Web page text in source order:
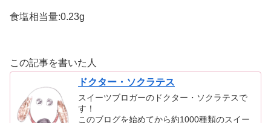
食塩相当量:0.23g
この記事を書いた人
ドクター・ソクラテス
スイーツブロガーのドクター・ソクラテスで
す！
このブログを始めてから約1000種類のスイー